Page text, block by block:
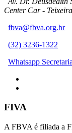
Center Car -
fbva@fbva.org.br
(32) 3236-1322
Whatsapp
FIVA
A FBVA é filiada a